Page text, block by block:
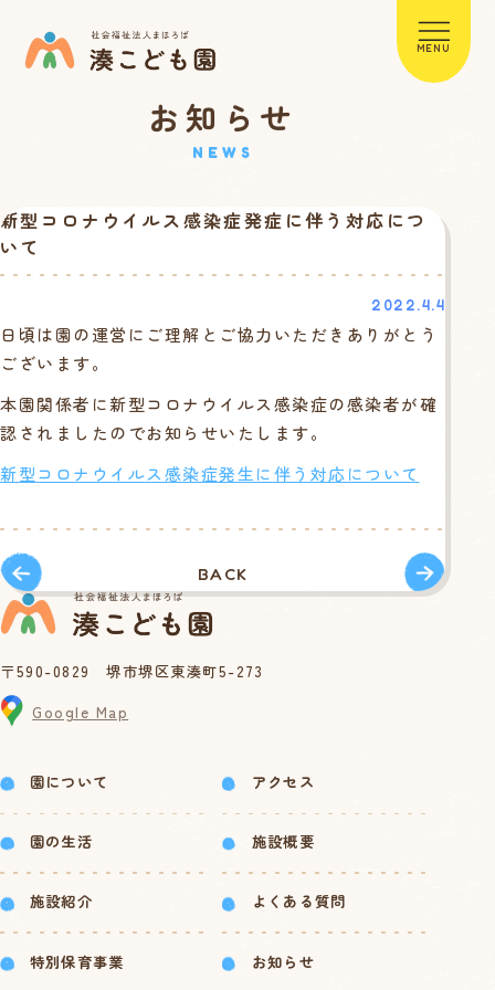
MENU
お知らせ
NEWS
新型コロナウイルス感染症発症に伴う対応につ
いて
2022.4.4
日頃は園の運営にご理解とご協力いただきありがとう
ございます。
本園関係者に新型コロナウイルス感染症の感染者が確
認されましたのでお知らせいたします。
新型コロナウイルス感染症発生に伴う対応について
BACK
〒590-0829 堺市堺区東湊町5-273
Google Map
園について
園の生活
施設紹介
特別保育事業
アクセス
施設概要
よくある質問
お知らせ